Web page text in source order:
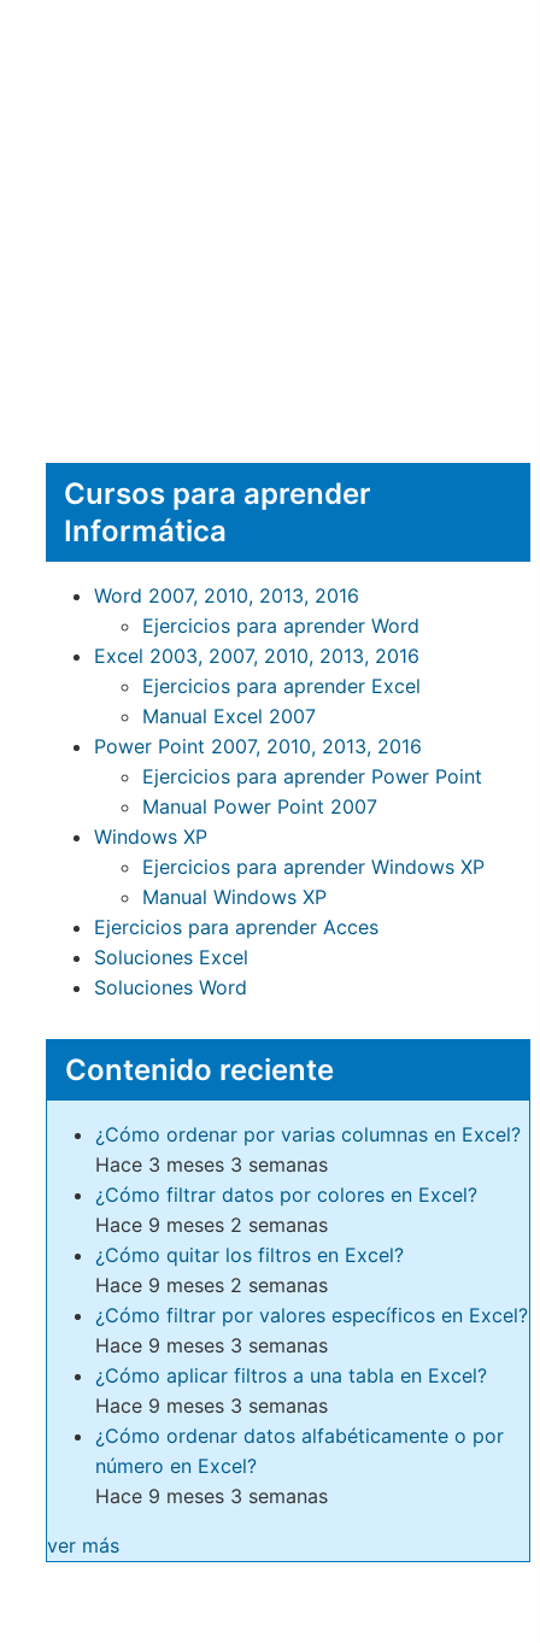
Cursos para aprender
Informática
Word 2007, 2010, 2013, 2016
Ejercicios para aprender Word
Excel 2003, 2007, 2010, 2013, 2016
Ejercicios para aprender Excel
Manual Excel 2007
Power Point 2007, 2010, 2013, 2016
Ejercicios para aprender Power Point
Manual Power Point 2007
Windows XP
Ejercicios para aprender Windows XP
Manual Windows XP
Ejercicios para aprender Acces
Soluciones Excel
Soluciones Word
Contenido reciente
¿Cómo ordenar por varias columnas en Excel?
Hace 3 meses 3 semanas
¿Cómo filtrar datos por colores en Excel?
Hace 9 meses 2 semanas
¿Cómo quitar los filtros en Excel?
Hace 9 meses 2 semanas
¿Cómo filtrar por valores específicos en Excel?
Hace 9 meses 3 semanas
¿Cómo aplicar filtros a una tabla en Excel?
Hace 9 meses 3 semanas
¿Cómo ordenar datos alfabéticamente o por
número en Excel?
Hace 9 meses 3 semanas
ver más